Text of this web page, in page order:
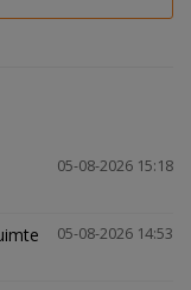
05-08-2026 15:18
05-08-2026 14:53